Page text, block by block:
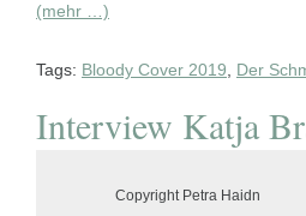
(mehr …)
Tags: Bloody Cover 2019 Der
Interview Katja
Copyright Petra Haidn